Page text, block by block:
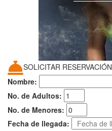
SOLICITAR RESERVACIÓN
Nombre:
No. de Adultos:
No. de Menores:
Fecha de llegada: